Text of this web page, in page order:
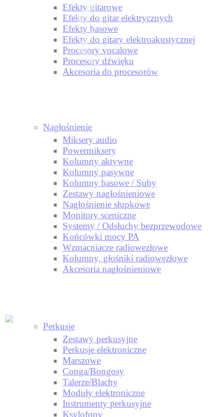
Efekty gitarowe
Efekty do gitar elektrycznych
Efekty basowe
Efekty do gitary elektroakustycznej
Procesory vocalowe
Procesory dźwięku
Akcesoria do procesorów
Nagłośnienie
Miksery audio
Powermiksery
Kolumny aktywne
Kolumny pasywne
Kolumny basowe / Suby
Zestawy nagłośnieniowe
Nagłośnienie słupkowe
Monitory sceniczne
Systemy / Odsłuchy bezprzewodowe
Końcówki mocy PA
Wzmacniacze radiowezłowe
Kolumny, głośniki radiowęzłowe
Akcesoria nagłośnieniowe
Perkusje
Zestawy perkusyjne
Perkusje elektroniczne
Marszowe
Conga/Bongosy
Talerze/Blachy
Moduły elektroniczne
Instrumenty perkusyjne
Ksylofony